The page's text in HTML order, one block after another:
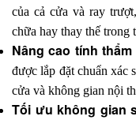
của cả cửa và ray
chữa hay thay thế trong
Nâng cao tính
được lắp đặt chuẩn xác
cửa và không gian nội
Tối ưu không gian